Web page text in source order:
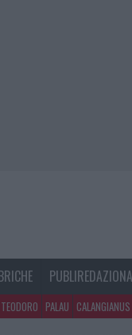
PALAU CALANGIANUS